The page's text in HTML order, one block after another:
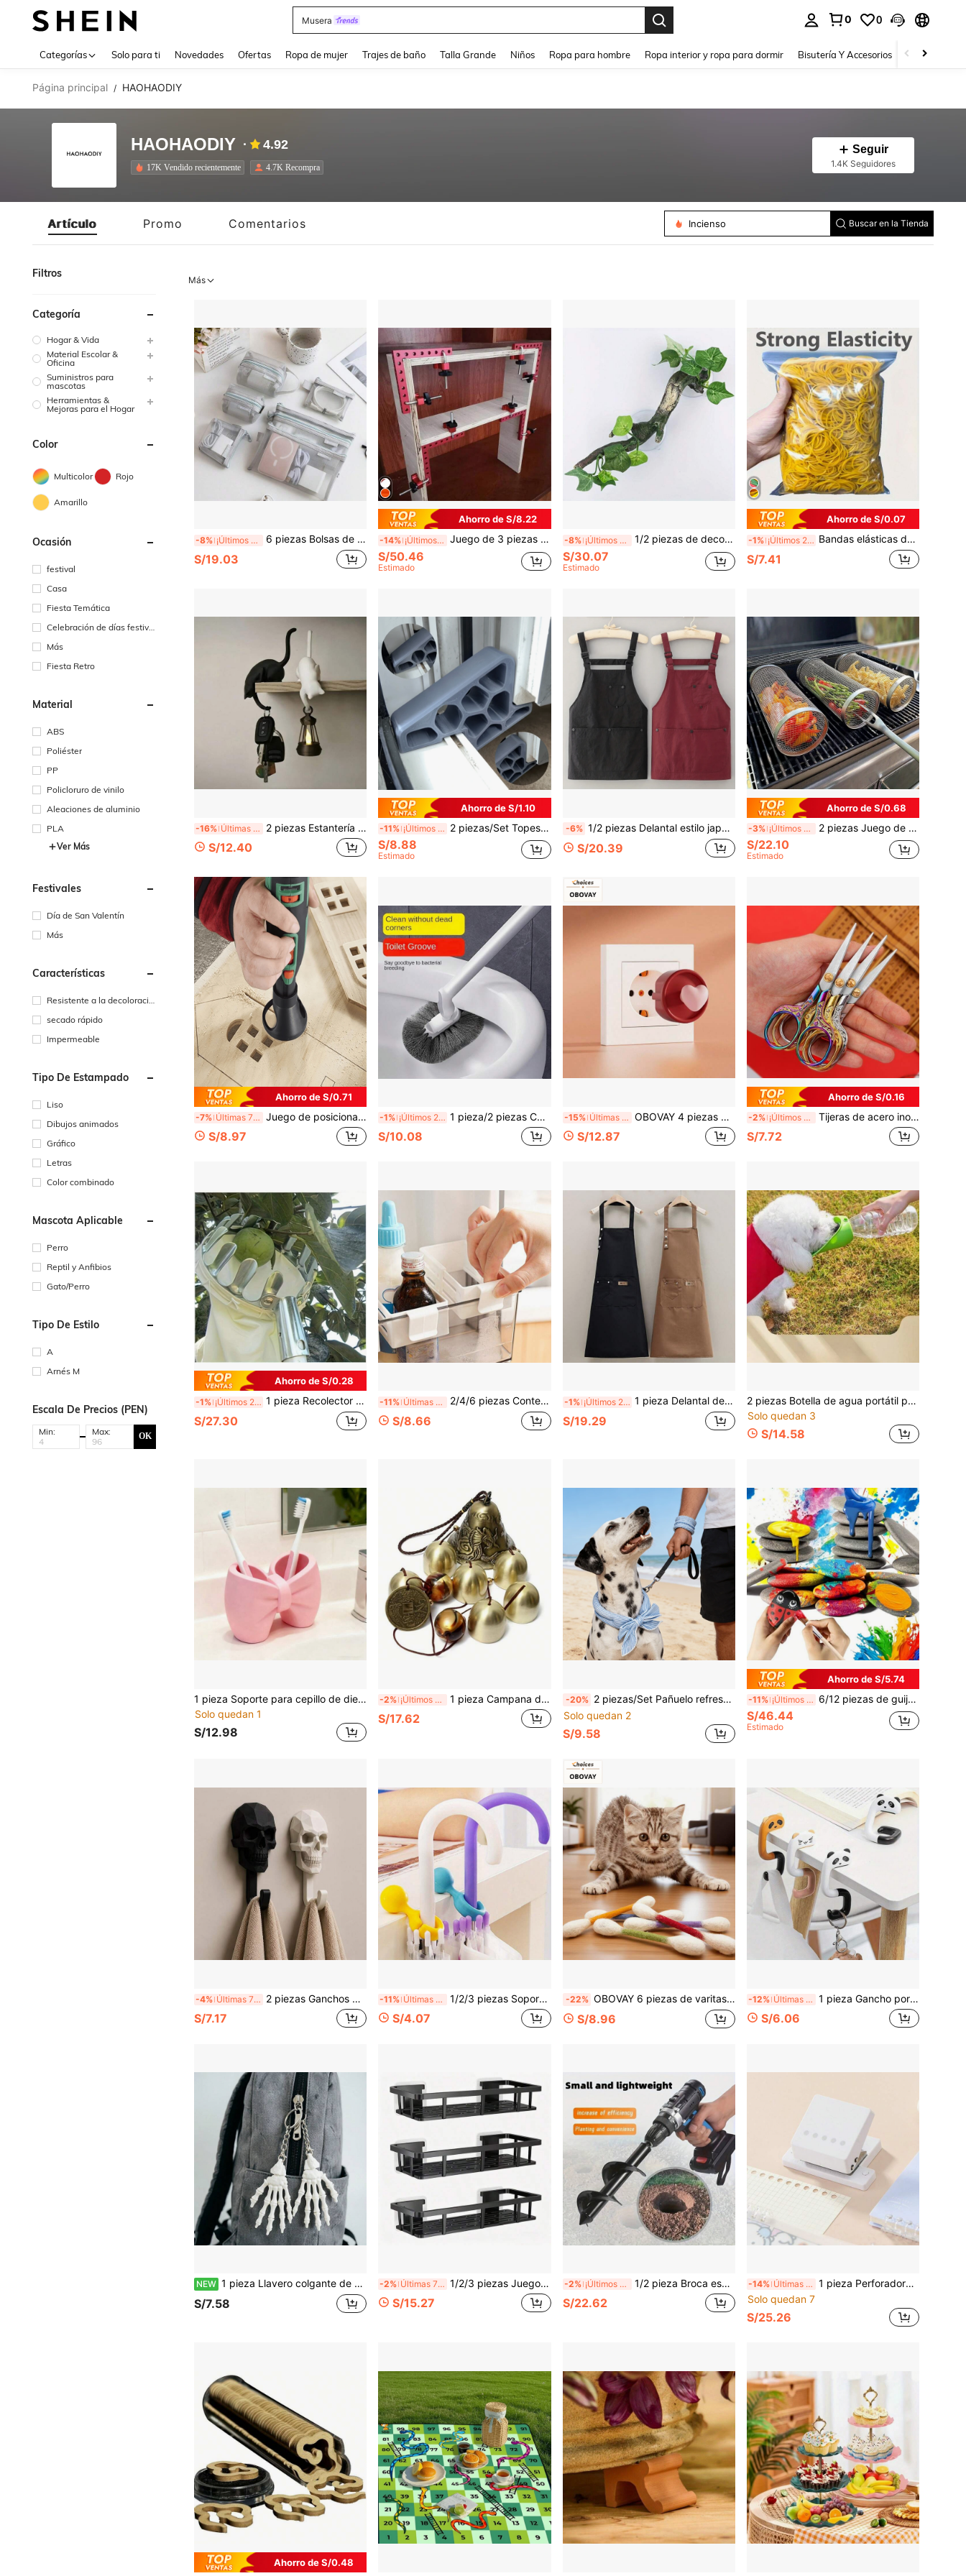
Dazy
0 0
Categorías Solo para ti Novedades Ofertas Ropa de mujer Trajes de baño Talla Grande Niños Ropa para hombre Ropa interior y ropa para dormir Bisutería Y Accesorios Zapatos
Página principal / HAOHAODIY
HAOHAODIY 4.92
17K Vendido recientemente 4.7K Recompra
Seguir
1.4K Seguidores
Artículo Promo Comentarios
Incienso
Buscar en la Tienda
Filtros
Categoría
Hogar & Vida
Material Escolar &
Oficina
Suministros para
mascotas
Herramientas &
Mejoras para el Hogar
Color
Multicolor Rojo
Amarillo
Ocasión
festival
Casa
Fiesta Temática
Celebración de días festivo
Más
Fiesta Retro
Material
ABS
Poliéster
PP
Policloruro de vinilo
Aleaciones de aluminio
PLA
Ver Más
Festivales
Día de San Valentín
Más
Características
Resistente a la decoloració
secado rápido
Impermeable
Tipo De Estampado
Liso
Dibujos animados
Gráfico
Letras
Color combinado
Mascota Aplicable
Perro
Reptil y Anfibios
Gato/Perro
Tipo De Estilo
A
Arnés M
Escala De Precios (PEN)
Min: Max: OK
Más
-8% ¡Últimos 2 días 6 piezas Bolsas de almacenamiento con cremallera de malla, bolsas portátiles para monedas de viaje, adecuadas para cables de datos, auriculares, accesorios de teléfono, almacenamiento digital, bolsas de maquillaje, bolsas de almacenamiento de malla transparente para monedas y artículos diversos, útiles escolares, vuelta al colegio
S/19.03
Ahorro de S/8.22
-14% ¡Últimos 2 días Juego de 3 piezas de 140mm/120mm de abrazaderas de ángulo de 90 grados - Abrazaderas fijas de aleación de aluminio, herramientas de sujeción de ángulo para carpintería, abrazaderas de carpintería
S/50.46
Estimado
-8% ¡Últimos 2 días 1/2 piezas de decoración de plantas para anfibios, lagartos y serpientes con sistema de succión, decoración realista de terrarios, accesorios de pecera con soporte para geckos de resina, ramas para escalar de reptiles, decoración para escalar de serpientes, lagartos, dragones barbudos y geckos
S/30.07
Estimado
Ahorro de S/0.07
-1% ¡Últimos 2 días Bandas elásticas de goma amarilla de alta elasticidad - 100/300 piezas, 38 mm de diámetro, goma natural, adecuadas para oficina, escuela y hogar, esencial para la vuelta a clases
S/7.41
-16% Últimas 7 hrs 2 piezas Estantería Portallaves con Estatua de Gato Lindo con Ganchos de Cola Colgante - Organizador de Llaves de Plástico Moderno, Adecuado para Ganchos de Llaves de Entrada, Regalo de Vacaciones para Amantes de los Gatos, Decoración Multiusos, Estantería de Almacenamiento Colgante Multifuncional para Baño
S/12.40
Ahorro de S/1.10
-11% ¡Últimos 2 días 2 piezas/Set Topes para ventanas y puertas de balcón, diseño geométrico único, estructura ligera y resistente, previene eficazmente el deslizamiento accidental, fácil instalación y remoción. Adecuado para puertas corredizas, balcón, baño, oficina, apartamento, patio.
S/8.88
Estimado
-6% 1/2 piezas Delantal estilo japonés, tirantes ajustables ligeros, bolsillos grandes, transpirable, adecuado para cocinar, jardinería, barbacoa, diseño minimalista, adecuado para chefs profesionales, barberos, cafeterías, restaurantes de barbacoa, hoteles, uso doméstico, múltiples colores, ropa de trabajo fácil de limpiar
S/20.39
Ahorro de S/0.68
-3% ¡Últimos 2 días 2 piezas Juego de barbacoa de acero inoxidable, Canasta de barbacoa portátil para exteriores, Rejilla de cocción de tazón de fuego redondo portátil de acero inoxidable, Accesorios de barbacoa multiusos para camping, Canasta de barbacoa para exteriores
S/22.10
Estimado
Ahorro de S/0.71
-7% Últimas 7 hrs Juego de posicionamiento para herramienta rotativa de 1/7/11/29 piezas, herramienta de posicionamiento para carpintería DIY, herramienta de posicionamiento de precisión multi-taladro, perfecta para DIY y accesorios de taladro eléctrico, sin batería requerida, incluye fresa de corte HSS de 1/8 de pulgada (3 mm) y brocas de taladro helicoidal
S/8.97
-1% ¡Últimos 2 días 1 pieza/2 piezas Cepillo de inodoro ergonómico de mango largo, cabezal de cepillo en forma de C sin puntos ciegos, limpieza profunda, portátil y reutilizable, adecuado para baño e inodoro, fácil limpieza de esquinas, montable en la pared, ahorrador de espacio, adecuado para uso doméstico
S/10.08
-15% Últimas 7 hrs OBOVAY 4 piezas Cubiertas de de enchufe estándar europeo, protectores de enchufe anti-choque eléctrico y anti-polvo, adecuados para decoración del hogar (sala de estar, baño, cocina, garaje), diseños de corazón y estrella, compatibles con enchufes estándar europeo
S/12.87
Ahorro de S/0.16
-2% ¡Últimos 2 días Tijeras de acero inoxidable vintage para uso doméstico, decoración de escaparates, bordado y manualidades, escuela y oficina, de vuelta a clases
S/7.72
Ahorro de S/0.28
-1% ¡Últimos 2 días 1 pieza Recolector de frutas, Recolector de cerezas de acero inoxidable duradero, Cabeza de cesta recolectora de frutas con cesta amortiguadora, Adecuado para recolección a gran altura, Accesorio de jardinería con función protectora, Compatible con manzanas, naranjas, peras
S/27.30
-11% Últimas 7 hrs 2/4/6 piezas Contenedores de almacenamiento ajustables y expandibles para refrigerador con instalación, adecuados para la mayoría de los estantes de la puerta del refrigerador, organizador de plástico resistente al agua y a bajas temperaturas para almacenar condimentos, salsas, aperitivos, perfecto para la organización del refrigerador
S/8.66
-1% ¡Últimos 2 días 1 pieza Delantal de lona y poliéster con bolsillos, delantal de cocina unisex con múltiples bolsillos - Material de lona y poliéster, resistente a las manchas, perfecto para carniceros, panaderos y chefs de parrilla, ajustable, adecuado para cocinar, hornear, asar, cocina, baño, hogar, tareas del hogar
S/19.29
2 piezas Botella de agua portátil para mascotas y taza para beber, taza de compañía de viaje para actividades al aire libre, botella de agua plegable para gatos y perros, con 1 cordón de color aleatorio
Solo quedan 3
S/14.58
1 pieza Soporte para cepillo de dientes con forma de lazo adorable. Decoración de escritorio con lazo, instalación independiente de plástico encantadora, adecuada para baño y dormitorio, almacenamiento higiénico y ahorra espacio. Se puede usar para sostener cepillos de dientes, organizar cosméticos, como soporte para bolígrafos o como artículo de decoración del hogar o regalo.
Solo quedan 1
S/12.98
-2% ¡Últimos 2 días 1 pieza Campana de la suerte, Campana de viento de aleación de cobre con patrón de dragón y 6 campanas, se puede colgar en el jardín del hogar, bendición propicia, decoración del patio
S/17.62
-20% 2 piezas/Set Pañuelo refrescante universal para mascotas de verano, adecuado para perros y gatos, pañuelo refrescante para prevención física de golpes de calor, envoltura de cuello con sensación de hielo para exteriores, múltiples patrones asimétricos, collar de cuello para perros y gatos, accesorio esencial para viajes al aire libre de mascotas, collar de cuello con sensación de hielo para exteriores
Solo quedan 2
S/9.58
Ahorro de S/5.74
-11% ¡Últimos 2 días 6/12 piezas de guijarros de río naturales grandes - Guijarros planos y suaves de calidad premium, adecuados para pintar, piedras pintadas - Se pueden usar directamente para arte de guijarros de río, mandala, bondad simbólica, manualidades DIY, decoración de jardín, set de piedras pintadas SHARKWOODS, uso versátil, adecuado para exteriores y relleno de jarrones.
S/46.44
Estimado
-4% Últimas 7 hrs 2 piezas Ganchos de pared con diseño de calavera gótica, diseño de relieve de cabeza de calavera realista, solemne y misterioso, se pueden colgar llaves, bolsos, sombreros, bufandas, adecuado para la pared de la entrada, el baño, la entrada del dormitorio
S/7.17
-11% Últimas 7 hrs 1/2/3 piezas Soporte portátil para paraguas, accesorio anti-caída, estilo clásico, material de plástico, organizador portátil para almacenamiento de paraguas en el hogar, gancho multifuncional y creativo para paraguas, gancho práctico
S/4.07
-22% OBOVAY 6 piezas de varitas para jugar con gatos, varitas extra grandes para jugar con gatos, juguetes interactivos lindos para gatos, alivian el aburrimiento, ejercicio y juego, adecuados para dueños de gatos, duraderos y resistentes a mordeduras, sin necesidad de batería, accesorios de regalo para entusiastas de juegos de pelota interactivos para gatitos
S/8.96
-12% Últimas 7 hrs 1 pieza Gancho portátil y lindo para bolso, diseño de plástico con asa elástica, estilo de moda para mujeres, gancho de almacenamiento multifuncional para escritorio, adecuado para llaves, abrigos, bolsos, decoración de cocina y baño, gancho adhesivo divertido con diseño de mascota animal, uso en escritorio
S/6.06
NEW 1 pieza Llavero colgante de mano de esqueleto, diseño de palma de esqueleto con articulaciones móviles, adecuado para cosplay de Halloween, adorno de bolso, accesorio de llave de motocicleta, decoración festiva de estilo gótico oscuro, adorno colgante portátil y divertido
S/7.58
-2% Últimas 7 hrs 1/2/3 piezas Juego de estantería de ducha montada en la pared de color negro, estante de almacenamiento colgante sin taladro, organizador ahorrador de espacio para champú, acondicionador y talla grande, solución de almacenamiento de baño moderna, instalación fácil minimalista
S/15.27
-2% ¡Últimos 2 días 1/2 pieza Broca espiral de alta resistencia para plantación rápida, herramienta de perforación de agujeros espirales y plantación de bulbos, adecuada para jardín, herramienta de jardinería de metal - Perfecta para plantar plantas en macetas y agujeros de sombrilla, paquete individual, vástago hexagonal de 3/8", potencia manual
S/22.62
-14% Últimas 7 hrs 1 pieza Perforadora de 5 agujeros/Perforadora de encuadernación de hojas sueltas/Herramienta manual de perforación de agujeros adecuada para A4, A5, B5 y varios tamaños de papel/Cuaderno de hojas sueltas/Suministros de oficina y escuela, perfecto para la temporada de regreso a la escuela
Solo quedan 7
S/25.26
Ahorro de S/0.48